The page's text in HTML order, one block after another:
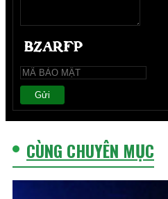
Gửi
CÙNG CHUYÊN MỤC